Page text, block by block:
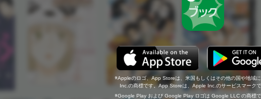
Appleのロゴ、App Storeは、米国もしくはその他の国や地域
Inc.の商標です。App Storeは、Apple Inc.のサービスマークで
Google Play および Google Play ロゴは Google LLC の商標で